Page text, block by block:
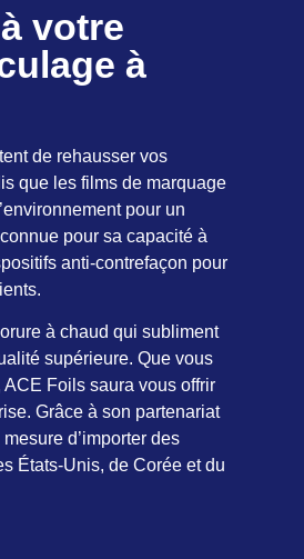
votre
à
de rehausser vos
que les films de marquage
pour un
pour sa capacité à
anti-contrefaçon pour
à chaud qui subliment
supérieure. Que vous
Foils saura vous offrir
Grâce à son partenariat
d’importer des
États-Unis, de Corée et du